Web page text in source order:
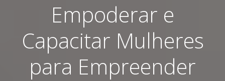
Empoderar e
Capacitar Mulheres
para Empreender